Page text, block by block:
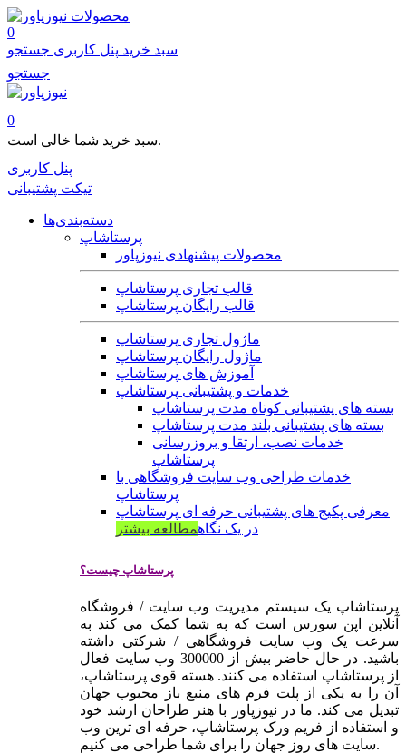
محصولات
0
سبد خرید پنل کاربری جستجو
جستجو
0
سبد خرید شما خالی است.
پنل کاربری
تیکت پشتیبانی
دسته‌بندی‌ها
پرستاشاپ
محصولات پیشنهادی نیوزپاور
قالب تجاری پرستاشاپ
قالب رایگان پرستاشاپ
ماژول تجاری پرستاشاپ
ماژول رایگان پرستاشاپ
آموزش های پرستاشاپ
خدمات و پشتیبانی پرستاشاپ
بسته های پشتیبانی کوتاه مدت پرستاشاپ
بسته های پشتیبانی بلند مدت پرستاشاپ
خدمات نصب، ارتقا و بروزرسانی
پرستاشاپ
خدمات طراحی وب سایت فروشگاهی با
پرستاشاپ
معرفی پکیج های پشتیبانی حرفه ای پرستاشاپ
در یک نگاهمطالعه بیشتر
پرستاشاپ چیست؟
پرستاشاپ یک سیستم مدیریت وب سایت / فروشگاه
آنلاین اپن سورس است که به شما کمک می کند به
سرعت یک وب سایت فروشگاهی / شرکتی داشته
باشید. در حال حاضر بیش از 300000 وب سایت فعال
از پرستاشاپ استفاده می کنند. هسته قوی پرستاشاپ،
آن را به یکی از پلت فرم های منبع باز محبوب جهان
تبدیل می کند. ما در نیوزپاور با هنر طراحان ارشد خود
و استفاده از فریم ورک پرستاشاپ، حرفه ای ترین وب
سایت های روز جهان را برای شما طراحی می کنیم.